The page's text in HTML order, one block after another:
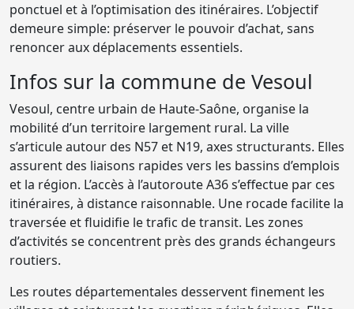
ponctuel et à l’optimisation des itinéraires. L’objectif
demeure simple: préserver le pouvoir d’achat, sans
renoncer aux déplacements essentiels.
Infos sur la commune de Vesoul
Vesoul, centre urbain de Haute-Saône, organise la
mobilité d’un territoire largement rural. La ville
s’articule autour des N57 et N19, axes structurants. Elles
assurent des liaisons rapides vers les bassins d’emplois
et la région. L’accès à l’autoroute A36 s’effectue par ces
itinéraires, à distance raisonnable. Une rocade facilite la
traversée et fluidifie le trafic de transit. Les zones
d’activités se concentrent près des grands échangeurs
routiers.
Les routes départementales desservent finement les